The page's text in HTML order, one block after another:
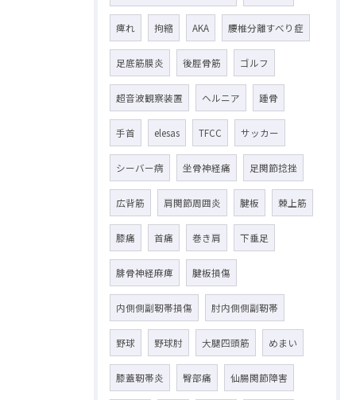
痺れ 拘縮 AKA 腰椎分離すべり症
足底筋膜炎 後脛骨筋 ゴルフ
超音波観察装置 ヘルニア 踵骨
手首 elesas TFCC サッカー
シーバー病 坐骨神経痛 足関節捻挫
広背筋 肩関節周囲炎 腱板 棘上筋
膝痛 首痛 巻き肩 下垂足
腓骨神経麻痺 腱板損傷
内側側副靭帯損傷 肘内側側副靭帯
野球 野球肘 大腿四頭筋 めまい
膝蓋靭帯炎 臀部痛 仙腸関節障害